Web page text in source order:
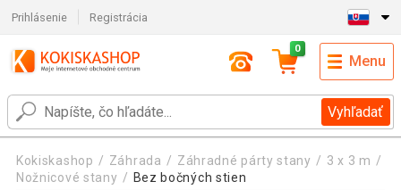
Prihlásenie Registrácia
Vyhľadať
0
Menu
Kokiskashop Záhrada Záhradné párty stany
3 x 3 m
Nožnicové stany
Bez bočných stien